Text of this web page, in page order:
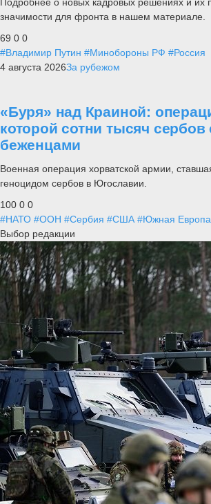
значимости для фронта в нашем материале.
69 0 0
#Владимир Путин #Минобороны РФ #Россия
4 августа 2026За рубежом
«Буря» над Краиной:
которой сотни тысяч сербов
беженцами
Военная операция хорватской армии,
геноцидом сербов в Югославии.
100 0 0
#НАТО #ООН #Сербия #США #Южная Европа
Выбор редакции